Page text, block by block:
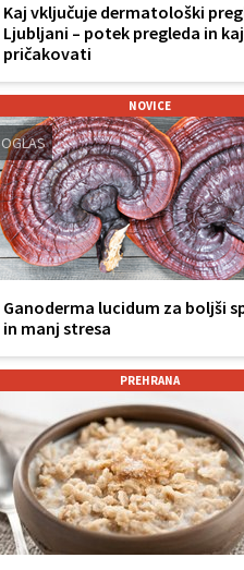
Kaj vključuje dermatološki
Ljubljani – potek pregleda in kaj
pričakovati
NOVICE
OGLAS
Ganoderma lucidum za boljši
in manj stresa
PREHRANA